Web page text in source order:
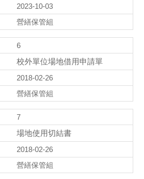
2023-10-03
營繕保管組
6
校外單位場地借用申請單
2018-02-26
營繕保管組
7
場地使用切結書
2018-02-26
營繕保管組